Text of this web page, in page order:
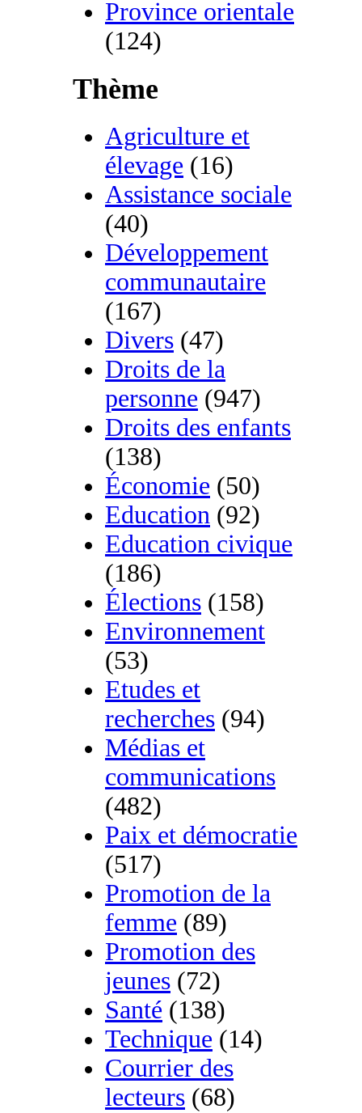
Province orientale
(124)
Thème
Agriculture et
élevage (16)
Assistance sociale
(40)
Développement
communautaire
(167)
Divers (47)
Droits de la
personne (947)
Droits des enfants
(138)
Économie (50)
Education (92)
Education civique
(186)
Élections (158)
Environnement
(53)
Etudes et
recherches (94)
Médias et
communications
(482)
Paix et démocratie
(517)
Promotion de la
femme (89)
Promotion des
jeunes (72)
Santé (138)
Technique (14)
Courrier des
lecteurs (68)